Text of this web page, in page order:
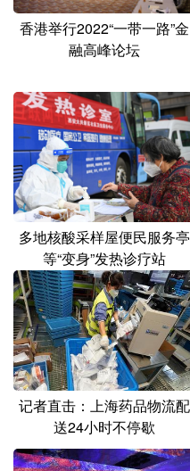
Deutsch Português
香港举行2022“一带一路”金
融高峰论坛
多地核酸采样屋便民服务亭
等“变身”发热诊疗站
记者直击：上海药品物流配
送24小时不停歇